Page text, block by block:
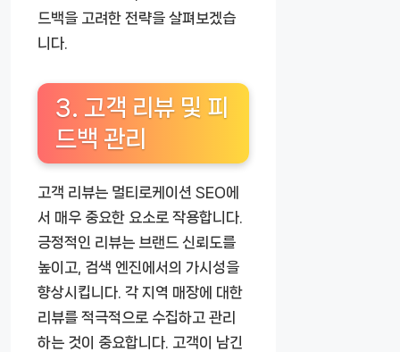
드백을 고려한 전략을 살펴보겠습
니다.
3. 고객 리뷰 및 피
드백 관리
고객 리뷰는 멀티로케이션 SEO에
서 매우 중요한 요소로 작용합니다.
긍정적인 리뷰는 브랜드 신뢰도를
높이고, 검색 엔진에서의 가시성을
향상시킵니다. 각 지역 매장에 대한
리뷰를 적극적으로 수집하고 관리
하는 것이 중요합니다. 고객이 남긴